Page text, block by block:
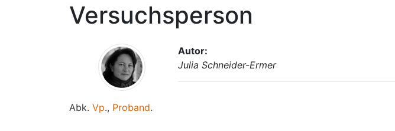
Versuchsperson
Autor:
Julia Schneider-Ermer
Abk. Vp., Proband.